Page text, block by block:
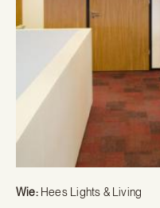
Wie: Hees Lights & Living